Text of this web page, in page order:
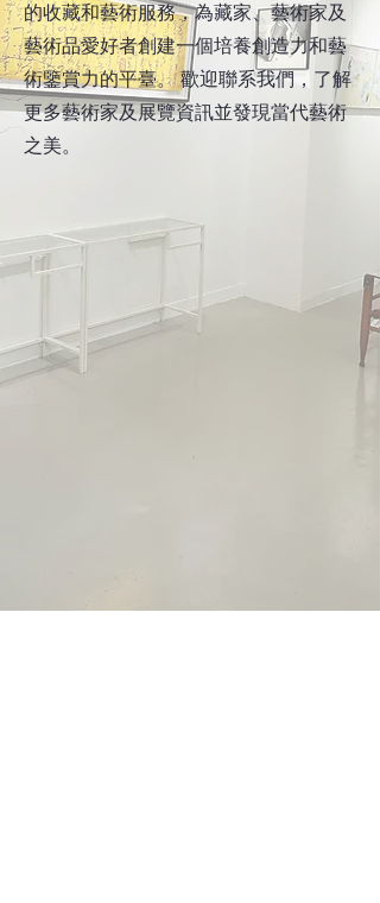
的收藏和藝術服務，為藏家、藝術家及
藝術品愛好者創建一個培養創造力和藝
術鑒賞力的平臺。 歡迎聯系我們，了解
更多藝術家及展覽資訊並發現當代藝術
之美。